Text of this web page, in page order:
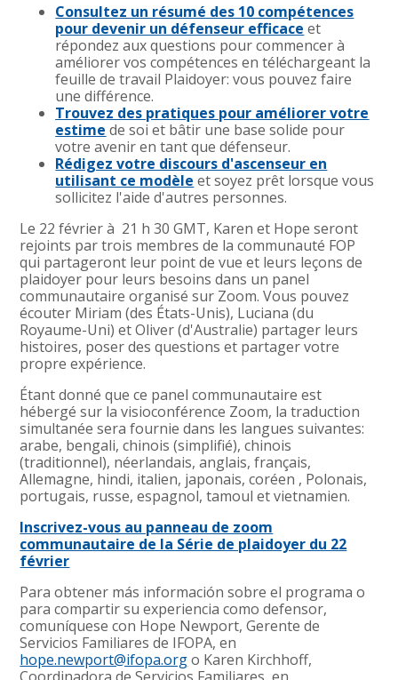
Consultez un résumé des 10 compétences
pour devenir un défenseur efficace et
répondez aux questions pour commencer à
améliorer vos compétences en téléchargeant la
feuille de travail Plaidoyer: vous pouvez faire
une différence.
Trouvez des pratiques pour améliorer votre
estime de soi et bâtir une base solide pour
votre avenir en tant que défenseur.
Rédigez votre discours d'ascenseur en
utilisant ce modèle et soyez prêt lorsque vous
sollicitez l'aide d'autres personnes.
Le 22 février à 21 h 30 GMT, Karen et Hope seront
rejoints par trois membres de la communauté FOP
qui partageront leur point de vue et leurs leçons de
plaidoyer pour leurs besoins dans un panel
communautaire organisé sur Zoom. Vous pouvez
écouter Miriam (des États-Unis), Luciana (du
Royaume-Uni) et Oliver (d'Australie) partager leurs
histoires, poser des questions et partager votre
propre expérience.
Étant donné que ce panel communautaire est
hébergé sur la visioconférence Zoom, la traduction
simultanée sera fournie dans les langues suivantes:
arabe, bengali, chinois (simplifié), chinois
(traditionnel), néerlandais, anglais, français,
Allemagne, hindi, italien, japonais, coréen , Polonais,
portugais, russe, espagnol, tamoul et vietnamien.
Inscrivez-vous au panneau de zoom
communautaire de la Série de plaidoyer du 22
février
Para obtener más información sobre el programa o
para compartir su experiencia como defensor,
comuníquese con Hope Newport, Gerente de
Servicios Familiares de IFOPA, en
hope.newport@ifopa.orgo Karen Kirchhoff,